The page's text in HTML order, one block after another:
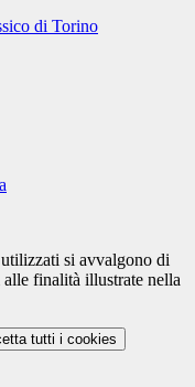
di Torino
si avvalgono di
finalità illustrate nella
tutti i cookies